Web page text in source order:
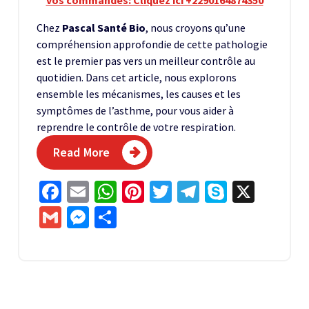
Chez Pascal Santé Bio, nous croyons qu’une
compréhension approfondie de cette pathologie
est le premier pas vers un meilleur contrôle au
quotidien. Dans cet article, nous explorons
ensemble les mécanismes, les causes et les
symptômes de l’asthme, pour vous aider à
reprendre le contrôle de votre respiration.
Read More
Facebook
EmailWhatsApp
Pinterest
Twitter
Telegram
Skype
GmailMessenger